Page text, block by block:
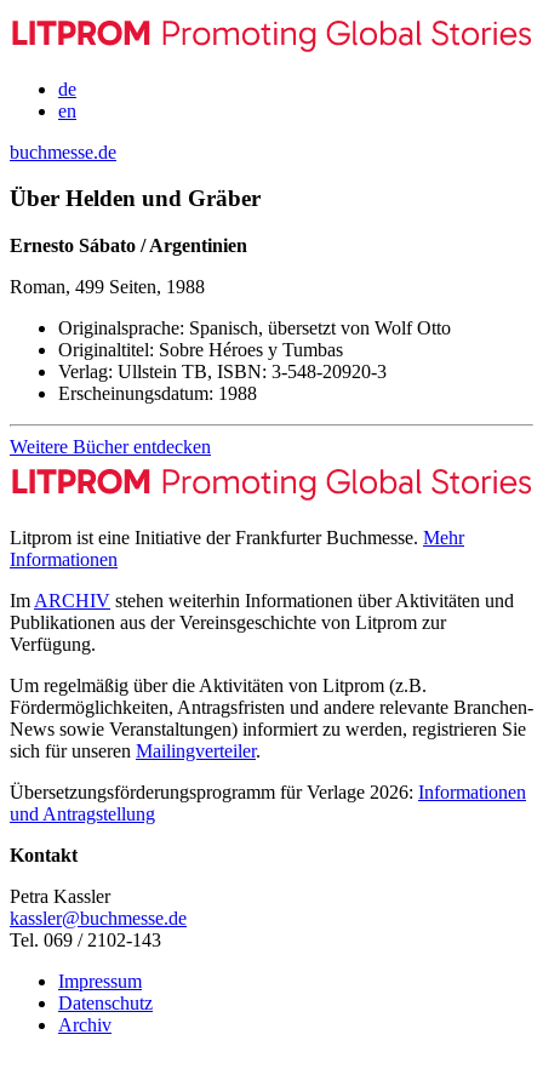
de
en
buchmesse.de
Über Helden und Gräber
Ernesto Sábato / Argentinien
Roman, 499 Seiten, 1988
Originalsprache: Spanisch, übersetzt von Wolf Otto
Originaltitel: Sobre Héroes y Tumbas
Verlag: Ullstein TB, ISBN: 3-548-20920-3
Erscheinungsdatum: 1988
Weitere Bücher entdecken
Litprom ist eine Initiative der Frankfurter Buchmesse. Mehr
Informationen
Im ARCHIV stehen weiterhin Informationen über Aktivitäten und
Publikationen aus der Vereinsgeschichte von Litprom zur
Verfügung.
Um regelmäßig über die Aktivitäten von Litprom (z.B.
Fördermöglichkeiten, Antragsfristen und andere relevante Branchen-
News sowie Veranstaltungen) informiert zu werden, registrieren Sie
sich für unseren Mailingverteiler.
Übersetzungsförderungsprogramm für Verlage 2026: Informationen
und Antragstellung
Kontakt
Petra Kassler
kassler@buchmesse.de
Tel. 069 / 2102-143
Impressum
Datenschutz
Archiv